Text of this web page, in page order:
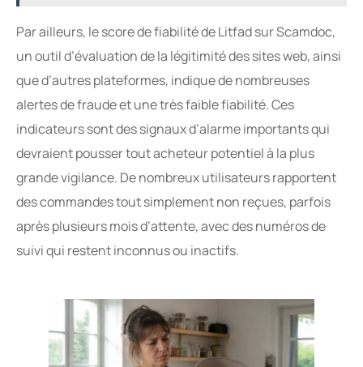
Par ailleurs, le score de fiabilité de Litfad sur Scamdoc,
un outil d’évaluation de la légitimité des sites web, ainsi
que d’autres plateformes, indique de nombreuses
alertes de fraude et une très faible fiabilité. Ces
indicateurs sont des signaux d’alarme importants qui
devraient pousser tout acheteur potentiel à la plus
grande vigilance. De nombreux utilisateurs rapportent
des commandes tout simplement non reçues, parfois
après plusieurs mois d’attente, avec des numéros de
suivi qui restent inconnus ou inactifs.